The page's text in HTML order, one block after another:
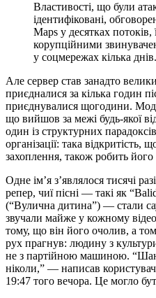
Властивості, що були
ідентифіковані,
Maps у десятках потоків,
корупційними
у соцмережах кілька днів.
Але сервер став занадто
приєдналися за кілька годин
приєднувалися щогодини.
що вийшов за межі будь-якої
один із структурних
організації: така
захоплення, також робить
Одне ім’я з’являлося тисячі
репер, чиї пісні — такі як
(“Вулична дитина”) — стали
звучали майже у кожному
тому, що він його очолив, а
рух прагнув: людину з
не з партійною машиною.
ніколи,” — написав
19:47 того вечора. Це могло